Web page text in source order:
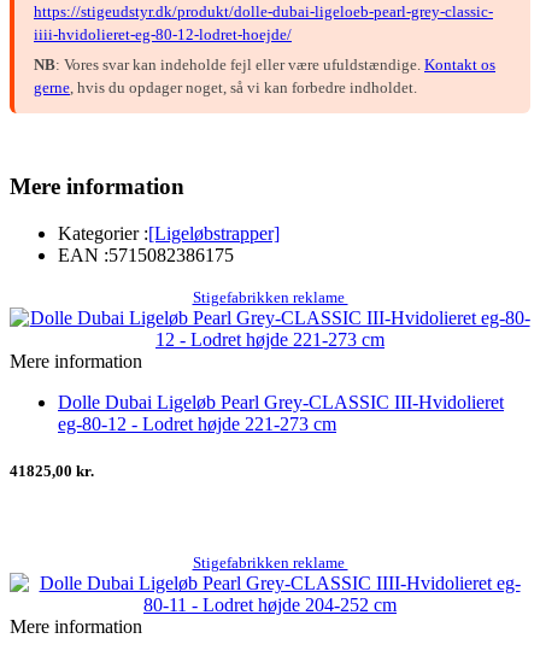
https://stigeudstyr.dk/produkt/dolle-dubai-ligeloeb-pearl-grey-classic-
iiii-hvidolieret-eg-80-12-lodret-hoejde/
NB: Vores svar kan indeholde fejl eller være ufuldstændige. Kontakt os
gerne, hvis du opdager noget, så vi kan forbedre indholdet.
Mere information
Kategorier :[Ligeløbstrapper]
EAN :5715082386175
Stigefabrikken reklame
Mere information
Dolle Dubai Ligeløb Pearl Grey-CLASSIC III-Hvidolieret
eg-80-12 - Lodret højde 221-273 cm
41825,00 kr.
Stigefabrikken reklame
Mere information